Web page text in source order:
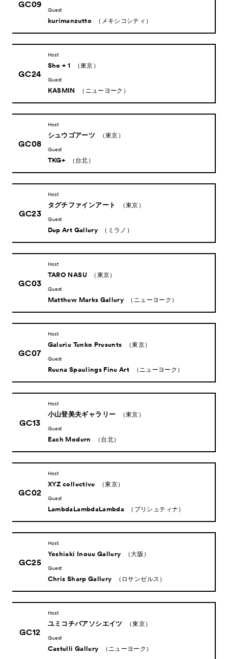
GC09
Guest
kurimanzutto （メキシコシティ）
GC24
Host
Sho + 1 （東京）
Guest
KASMIN （ニューヨーク）
GC08
Host
シュウゴアーツ （東京）
Guest
TKG+ （台北）
GC23
Host
タグチファインアート （東京）
Guest
Dep Art Gallery （ミラノ）
GC03
Host
TARO NASU （東京）
Guest
Matthew Marks Gallery （ニューヨーク）
GC07
Host
Galerie Tenko Presents （東京）
Guest
Reena Spaulings Fine Art （ニューヨーク）
GC13
Host
小山登美夫ギャラリー （東京）
Guest
Each Modern （台北）
GC02
Host
XYZ collective （東京）
Guest
LambdaLambdaLambda （プリシュティナ）
GC25
Host
Yoshiaki Inoue Gallery （大阪）
Guest
Chris Sharp Gallery （ロサンゼルス）
GC12
Host
ユミコチバアソシエイツ （東京）
Guest
Castelli Gallery （ニューヨーク）